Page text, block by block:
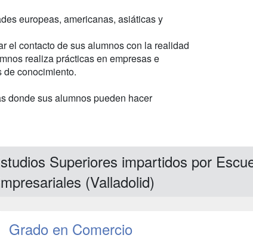
europeas, americanas, asiáticas y
el contacto de sus alumnos con la realidad
realiza prácticas en empresas e
de conocimiento.
donde sus alumnos pueden hacer
Superiores impartidos por
(Valladolid)
Grado en Comercio